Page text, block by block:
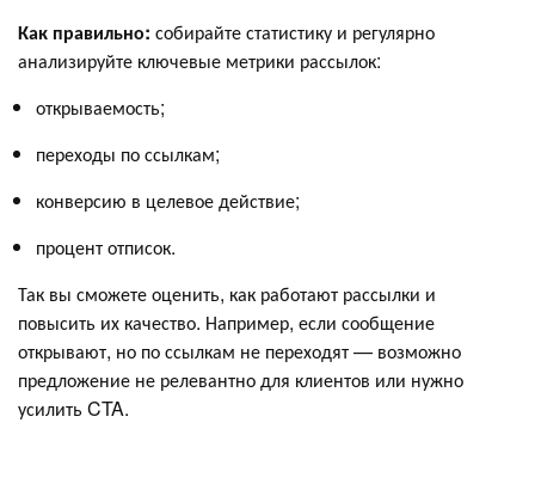
Как правильно: собирайте статистику и регулярно
анализируйте ключевые метрики рассылок:
открываемость;
переходы по ссылкам;
конверсию в целевое действие;
процент отписок.
Так вы сможете оценить, как работают рассылки и
повысить их качество. Например, если сообщение
открывают, но по ссылкам не переходят — возможно
предложение не релевантно для клиентов или нужно
усилить CTA.